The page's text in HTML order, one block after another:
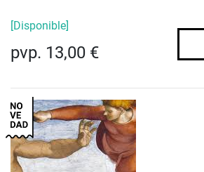
[Disponible]
pvp. 13,00 €